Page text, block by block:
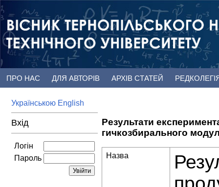
ПРО НАС ДЛЯ АВТОРІВ АРХІВ СТАТЕЙ
Українською English
Вхід
Логін
Пароль
Результати
гичкозбирального
Назва